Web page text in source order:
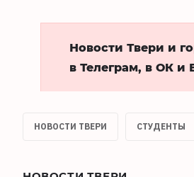
Новости Твери и
в Телеграм, в ОК и
НОВОСТИ ТВЕРИ СТУДЕНТЫ